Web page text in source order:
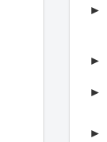
►
►
►
►